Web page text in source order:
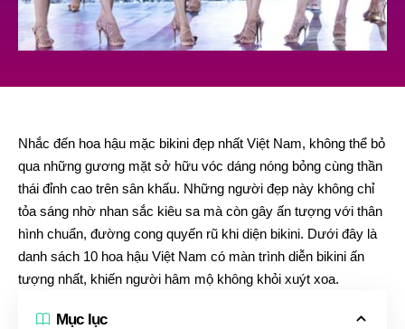
Nhắc đến hoa hậu mặc bikini đẹp nhất Việt Nam, không thể bỏ
qua những gương mặt sở hữu vóc dáng nóng bỏng cùng thần
thái đỉnh cao trên sân khấu. Những người đẹp này không chỉ
tỏa sáng nhờ nhan sắc kiêu sa mà còn gây ấn tượng với thân
hình chuẩn, đường cong quyến rũ khi diện bikini. Dưới đây là
danh sách 10 hoa hậu Việt Nam có màn trình diễn bikini ấn
tượng nhất, khiến người hâm mộ không khỏi xuýt xoa.
Mục lục